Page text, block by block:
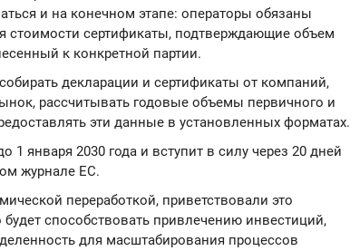
и на конечном этапе: операторы обязаны
стоимости сертификаты, подтверждающие объем
к конкретной партии.
декларации и сертификаты от компаний,
рассчитывать годовые объемы первичного и
эти данные в установленных форматах.
1 января 2030 года и вступит в силу через 20 дней
журнале ЕС.
переработкой, приветствовали это
способствовать привлечению инвестиций,
для масштабирования процессов